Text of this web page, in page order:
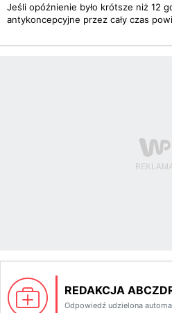
Jeśli opóźnienie było krótsze niż 12
antykoncepcyjne przez cały czas
REDAKCJA
Odpowiedź udzielona